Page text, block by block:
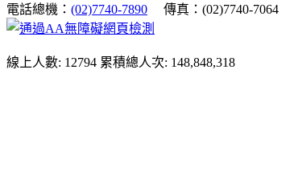
電話總機： (02)7740-7890 傳真：(02)7740-7064
線上人數: 12794 累積總人次: 148,848,318